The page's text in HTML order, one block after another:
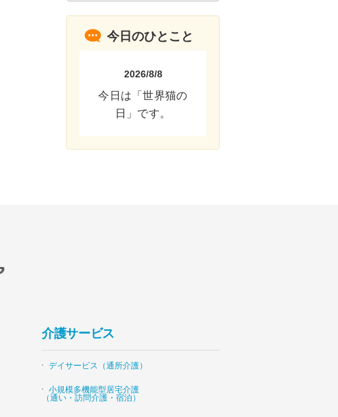
今日のひとこと
2026/8/8
今日は「世界猫の
日」です。
介護サービス
デイサービス（通所介護）
小規模多機能型居宅介護
（通い・訪問介護・宿泊）